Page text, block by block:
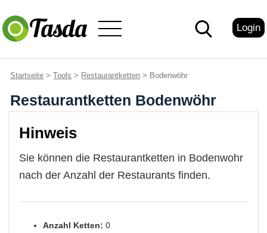
Login
Startseite >Tools > Restaurantketten > Bodenwöhr
Restaurantketten Bodenwöhr
Hinweis
Sie können die Restaurantketten in Bodenwohr
nach der Anzahl der Restaurants finden.
Anzahl Ketten: 0